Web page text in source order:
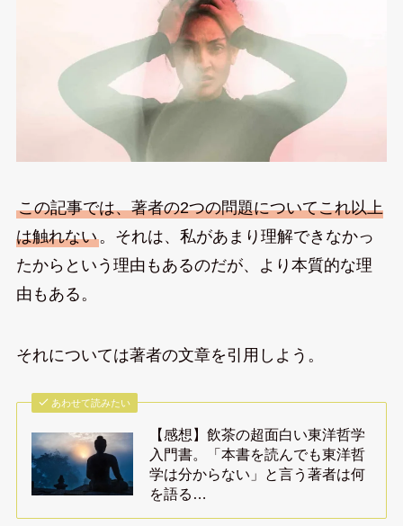
この記事では、著者の2つの問題についてこれ以上
は触れない。それは、私があまり理解できなかっ
たからという理由もあるのだが、より本質的な理
由もある。
それについては著者の文章を引用しよう。
あわせて読みたい
【感想】飲茶の超面白い東洋哲学
入門書。「本書を読んでも東洋哲
学は分からない」と言う著者は何
を語る…